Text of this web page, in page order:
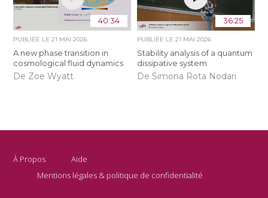
40:34
PUBLIÉE LE21 MAI 2026
A new phase transition in
cosmological fluid dynamics
De Zoe Wyatt
36:25
PUBLIÉE LE 21 MAI 2026
Stability analysis of a quantum
dissipative system
De Simona Rota Nodari
À Propos
Aide
Mentions légales & politique de confidentialité